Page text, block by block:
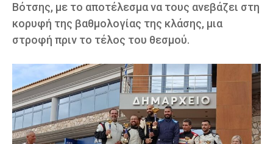
Βότσης, με το αποτέλεσμα να τους ανεβάζει στη
κορυφή της βαθμολογίας της κλάσης, μια
στροφή πριν το τέλος του θεσμού.